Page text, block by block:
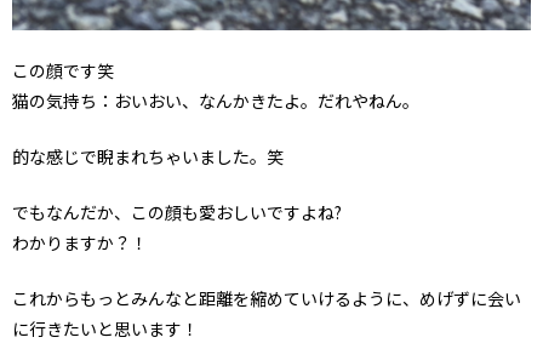
この顔です笑
猫の気持ち：おいおい、なんかきたよ。だれやねん。
的な感じで睨まれちゃいました。笑
でもなんだか、この顔も愛おしいですよね?
わかりますか？！
これからもっとみんなと距離を縮めていけるように、めげずに会い
に行きたいと思います！